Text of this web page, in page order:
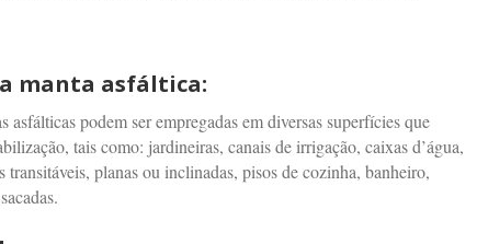
manta asfáltica:
asfálticas podem ser empregadas em diversas superfícies que
tais como: jardineiras, canais de irrigação, caixas d’água,
transitáveis, planas ou inclinadas, pisos de cozinha, banheiro,